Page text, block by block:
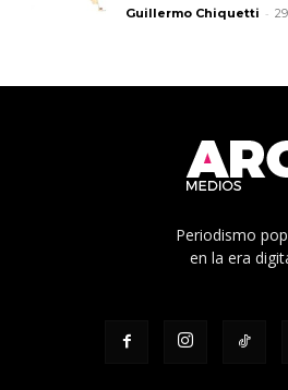
Guillermo Chiquetti -
Periodismo
en la era